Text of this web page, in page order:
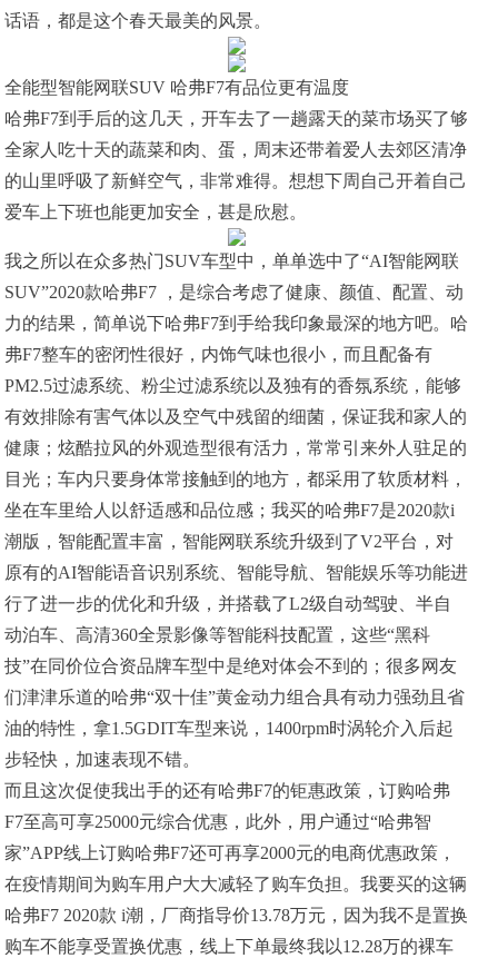
话语，都是这个春天最美的风景。
全能型智能网联SUV 哈弗F7有品位更有温度
哈弗F7到手后的这几天，开车去了一趟露天的菜市场买了够
全家人吃十天的蔬菜和肉、蛋，周末还带着爱人去郊区清净
的山里呼吸了新鲜空气，非常难得。想想下周自己开着自己
爱车上下班也能更加安全，甚是欣慰。
我之所以在众多热门SUV车型中，单单选中了“AI智能网联
SUV”2020款哈弗F7 ，是综合考虑了健康、颜值、配置、动
力的结果，简单说下哈弗F7到手给我印象最深的地方吧。哈
弗F7整车的密闭性很好，内饰气味也很小，而且配备有
PM2.5过滤系统、粉尘过滤系统以及独有的香氛系统，能够
有效排除有害气体以及空气中残留的细菌，保证我和家人的
健康；炫酷拉风的外观造型很有活力，常常引来外人驻足的
目光；车内只要身体常接触到的地方，都采用了软质材料，
坐在车里给人以舒适感和品位感；我买的哈弗F7是2020款i
潮版，智能配置丰富，智能网联系统升级到了V2平台，对
原有的AI智能语音识别系统、智能导航、智能娱乐等功能进
行了进一步的优化和升级，并搭载了L2级自动驾驶、半自
动泊车、高清360全景影像等智能科技配置，这些“黑科
技”在同价位合资品牌车型中是绝对体会不到的；很多网友
们津津乐道的哈弗“双十佳”黄金动力组合具有动力强劲且省
油的特性，拿1.5GDIT车型来说，1400rpm时涡轮介入后起
步轻快，加速表现不错。
而且这次促使我出手的还有哈弗F7的钜惠政策，订购哈弗
F7至高可享25000元综合优惠，此外，用户通过“哈弗智
家”APP线上订购哈弗F7还可再享2000元的电商优惠政策，
在疫情期间为购车用户大大减轻了购车负担。我要买的这辆
哈弗F7 2020款 i潮，厂商指导价13.78万元，因为我不是置换
购车不能享受置换优惠，线上下单最终我以12.28万的裸车